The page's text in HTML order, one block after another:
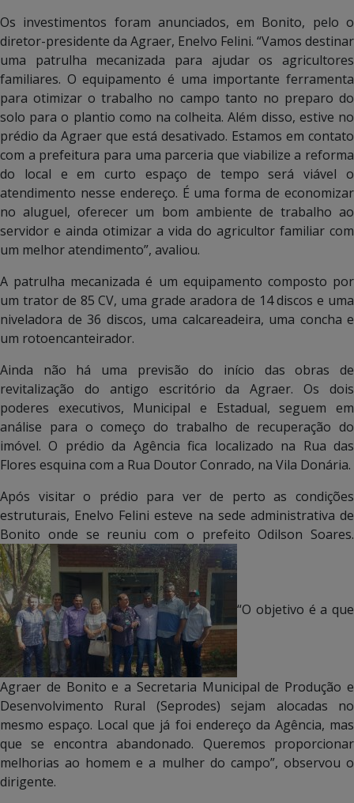
Os investimentos foram anunciados, em Bonito, pelo o
diretor-presidente da Agraer, Enelvo Felini. “Vamos destinar
uma patrulha mecanizada para ajudar os agricultores
familiares. O equipamento é uma importante ferramenta
para otimizar o trabalho no campo tanto no preparo do
solo para o plantio como na colheita. Além disso, estive no
prédio da Agraer que está desativado. Estamos em contato
com a prefeitura para uma parceria que viabilize a reforma
do local e em curto espaço de tempo será viável o
atendimento nesse endereço. É uma forma de economizar
no aluguel, oferecer um bom ambiente de trabalho ao
servidor e ainda otimizar a vida do agricultor familiar com
um melhor atendimento”, avaliou.
A patrulha mecanizada é um equipamento composto por
um trator de 85 CV, uma grade aradora de 14 discos e uma
niveladora de 36 discos, uma calcareadeira, uma concha e
um rotoencanteirador.
Ainda não há uma previsão do início das obras de
revitalização do antigo escritório da Agraer. Os dois
poderes executivos, Municipal e Estadual, seguem em
análise para o começo do trabalho de recuperação do
imóvel. O prédio da Agência fica localizado na Rua das
Flores esquina com a Rua Doutor Conrado, na Vila Donária.
Após visitar o prédio para ver de perto as condições
estruturais, Enelvo Felini esteve na sede administrativa de
Bonito onde se reuniu com o prefeito Odilson Soares.
“O objetivo é a que
Agraer de Bonito e a Secretaria Municipal de Produção e
Desenvolvimento Rural (Seprodes) sejam alocadas no
mesmo espaço. Local que já foi endereço da Agência, mas
que se encontra abandonado. Queremos proporcionar
melhorias ao homem e a mulher do campo”, observou o
dirigente.